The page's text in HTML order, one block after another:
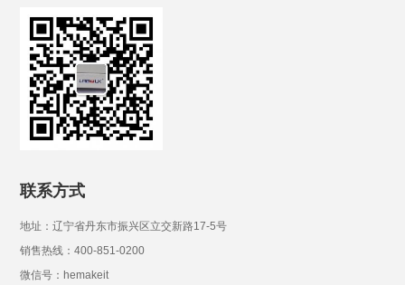
联系方式
地址：辽宁省丹东市振兴区立交新路17-5号
销售热线：400-851-0200
微信号：hemakeit